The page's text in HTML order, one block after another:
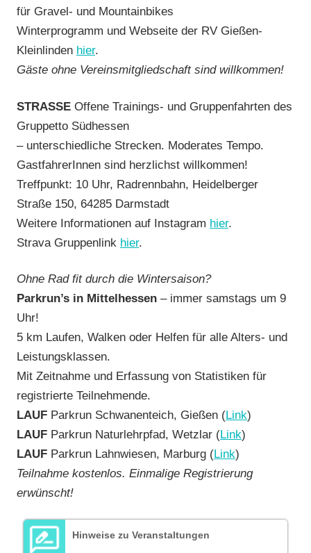
für Gravel- und Mountainbikes
Winterprogramm und Webseite der RV Gießen-
Kleinlinden hier.
Gäste ohne Vereinsmitgliedschaft sind willkommen!
STRASSE Offene Trainings- und Gruppenfahrten des
Gruppetto Südhessen
– unterschiedliche Strecken. Moderates Tempo.
GastfahrerInnen sind herzlichst willkommen!
Treffpunkt: 10 Uhr, Radrennbahn, Heidelberger
Straße 150, 64285 Darmstadt
Weitere Informationen auf Instagram hier.
Strava Gruppenlink hier.
Ohne Rad fit durch die Wintersaison?
Parkrun’s in Mittelhessen – immer samstags um 9
Uhr!
5 km Laufen, Walken oder Helfen für alle Alters- und
Leistungsklassen.
Mit Zeitnahme und Erfassung von Statistiken für
registrierte Teilnehmende.
LAUF Parkrun Schwanenteich, Gießen (Link)
LAUF Parkrun Naturlehrpfad, Wetzlar (Link)
LAUF Parkrun Lahnwiesen, Marburg (Link)
Teilnahme kostenlos. Einmalige Registrierung
erwünscht!
Hinweise zu Veranstaltungen